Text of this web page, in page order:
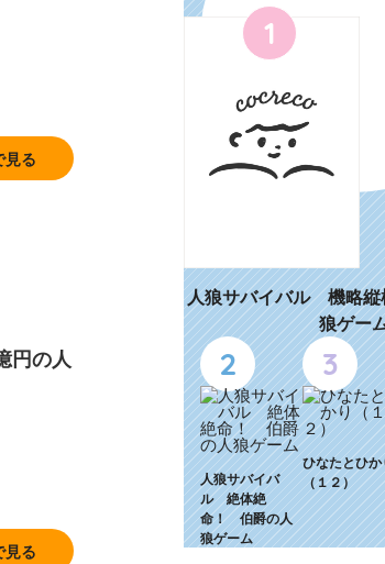
見る
円の人
見る
1
人狼サバイバル 機略
狼ゲー
2
人狼サバイバ
ル 絶体絶
命！ 伯爵の人
狼ゲーム
3
ひなたとひ
（１２）